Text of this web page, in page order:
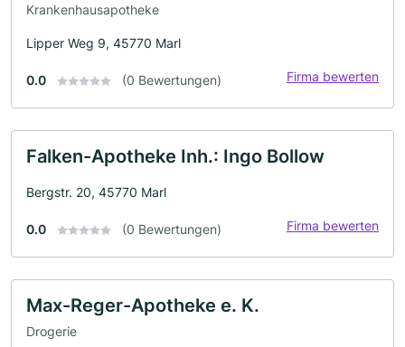
Krankenhausapotheke
Lipper Weg 9, 45770 Marl
0.0 (0 Bewertungen) Firma bewerten
Falken-Apotheke Inh.: Ingo Bollow
Bergstr. 20, 45770 Marl
0.0 (0 Bewertungen) Firma bewerten
Max-Reger-Apotheke e. K.
Drogerie